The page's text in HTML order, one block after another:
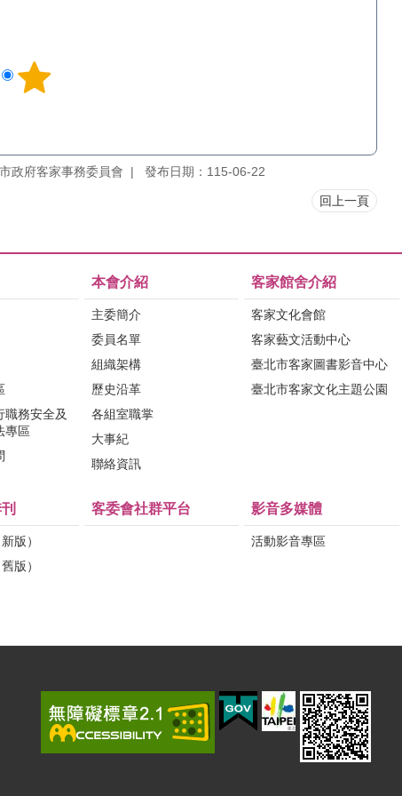
政府客家事務委員會 發布日期：115-06-22
回上一頁
職務安全及
專區
本會介紹
主委簡介
委員名單
組織架構
歷史沿革
各組室職掌
大事紀
聯絡資訊
客家館舍介紹
客家文化會館
客家藝文活動中心
臺北市客家圖書影音中心
臺北市客家文化主題公園
版）
版）
客委會社群平台 影音多媒體
活動影音專區